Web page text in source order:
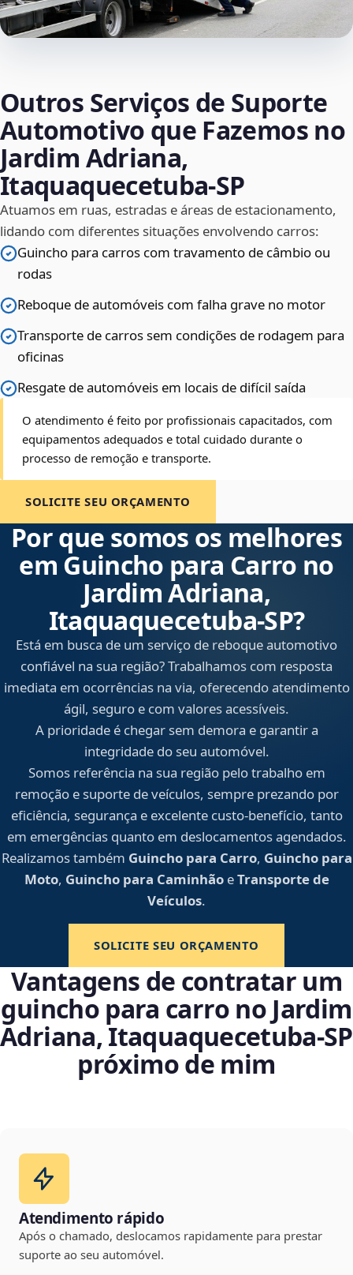
Outros Serviços de Suporte
Automotivo que Fazemos no
Jardim Adriana,
Itaquaquecetuba‑SP
Atuamos em ruas, estradas e áreas de estacionamento,
lidando com diferentes situações envolvendo carros:
Guincho para carros com travamento de câmbio ou
rodas
Reboque de automóveis com falha grave no motor
Transporte de carros sem condições de rodagem para
oficinas
Resgate de automóveis em locais de difícil saída
O atendimento é feito por profissionais capacitados, com
equipamentos adequados e total cuidado durante o
processo de remoção e transporte.
SOLICITE SEU ORÇAMENTO
Por que somos os melhores
em Guincho para Carro no
Jardim Adriana,
Itaquaquecetuba‑SP?
Está em busca de um serviço de reboque automotivo
confiável na sua região? Trabalhamos com resposta
imediata em ocorrências na via, oferecendo atendimento
ágil, seguro e com valores acessíveis.
A prioridade é chegar sem demora e garantir a
integridade do seu automóvel.
Somos referência na sua região pelo trabalho em
remoção e suporte de veículos, sempre prezando por
eficiência, segurança e excelente custo-benefício, tanto
em emergências quanto em deslocamentos agendados.
Realizamos também Guincho para Carro, Guincho para
Moto, Guincho para CaminhãoeTransporte de
Veículos.
SOLICITE SEU ORÇAMENTO
Vantagens de contratar um
guincho para carro no Jardim
Adriana, Itaquaquecetuba‑SP
próximo de mim
Atendimento rápido
Após o chamado, deslocamos rapidamente para prestar
suporte ao seu automóvel.